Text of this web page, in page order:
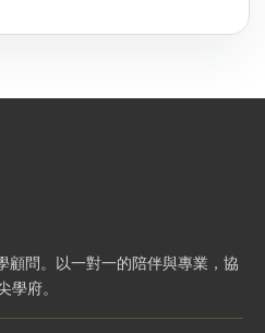
顧問。以一對一的陪伴與專業，協
學府。